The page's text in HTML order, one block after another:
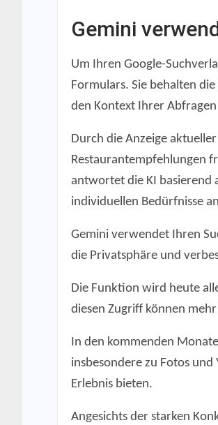
Gemini
Um Ihren Google-
Formulars. Sie behalten
den Kontext Ihrer
Durch die Anzeige
Restaurantempfehlungen
antwortet die KI basierend
individuellen Bedürfnisse
Gemini verwendet Ihren
die Privatsphäre und
Die Funktion wird heute
diesen Zugriff können
In den kommenden
insbesondere zu Fotos
Erlebnis bieten.
Angesichts der starken